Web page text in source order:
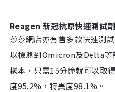
Reagen 新冠抗原快速測試劑
莎莎網店亦有售多款快速測
以檢測到Omicron及Delta等
樣本，只需15分鐘就可以取
度95.2%，特異度98.1%。